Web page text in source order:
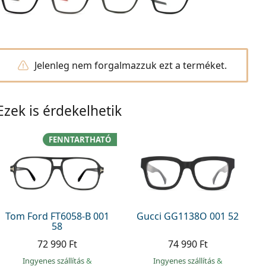
Jelenleg nem forgalmazzuk ezt a terméket.
is érdekelhetik
Tom Ford FT6058-B 001
58
FENNTARTHATÓ
72 990 Ft
Ingyenes szállítás&
Gucci GG1138O 001 52
74 990 Ft
Ingyenes szállítás&